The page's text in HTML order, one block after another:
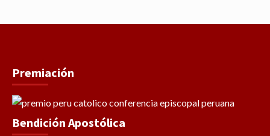
Premiación
Bendición Apostólica